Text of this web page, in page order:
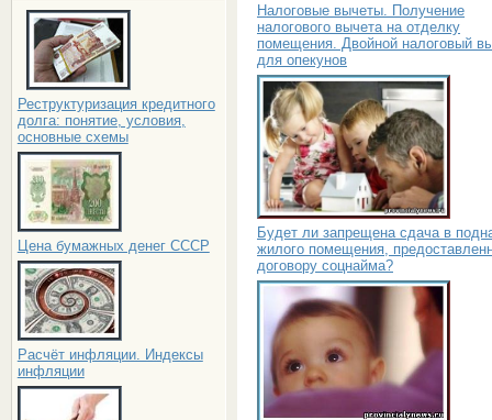
Реструктуризация кредитного
долга: понятие, условия,
основные схемы
Цена бумажных денег СССР
Расчёт инфляции. Индексы
инфляции
Налоговые вычеты. Получение
налогового вычета на отделку
помещения. Двойной налоговый
для опекунов
Будет ли запрещена сдача в
жилого помещения,
договору соцнайма?